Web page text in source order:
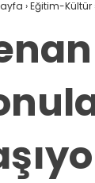
›Eğitim-Kültür